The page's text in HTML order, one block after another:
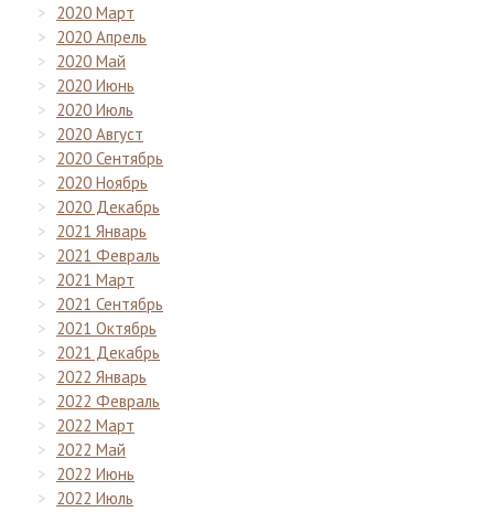
2020 Март
2020 Апрель
2020 Май
2020 Июнь
2020 Июль
2020 Август
2020 Сентябрь
2020 Ноябрь
2020 Декабрь
2021 Январь
2021 Февраль
2021 Март
2021 Сентябрь
2021 Октябрь
2021 Декабрь
2022 Январь
2022 Февраль
2022 Март
2022 Май
2022 Июнь
2022 Июль